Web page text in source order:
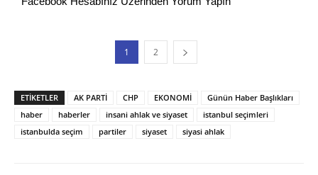
1 2
ETİKETLER AK PARTİ CHP EKONOMİ
Günün Haber Başlıkları
haber
haberler insani ahlak ve siyaset
istanbul seçimleri
istanbulda seçim
partiler siyaset siyasi ahlak